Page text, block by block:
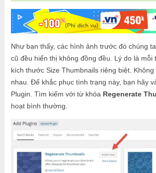
Như bạn thấy, các hình ảnh trước đó chúng
cũ đều hiển thị không đồng đều. Lý do là mỗi
kích thước Size Thumbnails riêng biệt.
nhau. Để khắc phục tình trạng này, bạn hãy
Plugin. Tìm kiếm với từ khóa Regenerate
hoạt bình thường.